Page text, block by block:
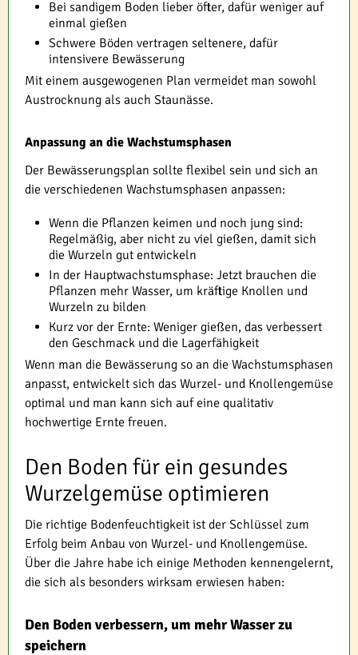
Bei sandigem Boden lieber öfter, dafür weniger auf
einmal gießen
Schwere Böden vertragen seltenere, dafür
intensivere Bewässerung
Mit einem ausgewogenen Plan vermeidet man sowohl
Austrocknung als auch Staunässe.
Anpassung an die Wachstumsphasen
Der Bewässerungsplan sollte flexibel sein und sich an
die verschiedenen Wachstumsphasen anpassen:
Wenn die Pflanzen keimen und noch jung sind:
Regelmäßig, aber nicht zu viel gießen, damit sich
die Wurzeln gut entwickeln
In der Hauptwachstumsphase: Jetzt brauchen die
Pflanzen mehr Wasser, um kräftige Knollen und
Wurzeln zu bilden
Kurz vor der Ernte: Weniger gießen, das verbessert
den Geschmack und die Lagerfähigkeit
Wenn man die Bewässerung so an die Wachstumsphasen
anpasst, entwickelt sich das Wurzel- und Knollengemüse
optimal und man kann sich auf eine qualitativ
hochwertige Ernte freuen.
Den Boden für ein gesundes
Wurzelgemüse optimieren
Die richtige Bodenfeuchtigkeit ist der Schlüssel zum
Erfolg beim Anbau von Wurzel- und Knollengemüse.
Über die Jahre habe ich einige Methoden kennengelernt,
die sich als besonders wirksam erwiesen haben:
Den Boden verbessern, um mehr Wasser zu
speichern